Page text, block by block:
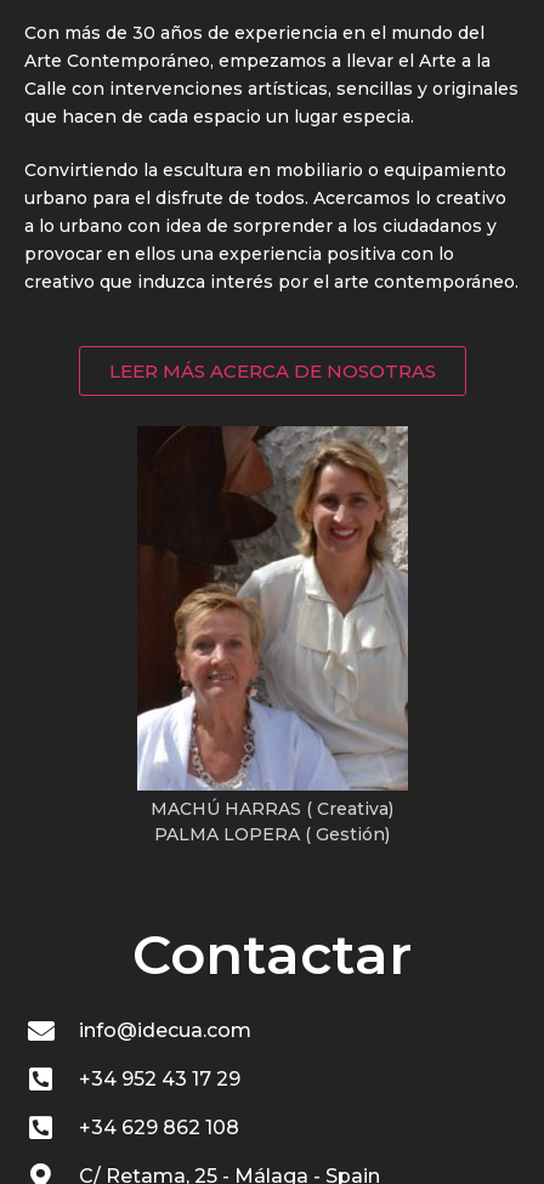
Con más de 30 años de experiencia en el mundo del
Arte Contemporáneo, empezamos a llevar el Arte a la
Calle con intervenciones artísticas, sencillas y originales
que hacen de cada espacio un lugar especia.
Convirtiendo la escultura en mobiliario o equipamiento
urbano para el disfrute de todos. Acercamos lo creativo
a lo urbano con idea de sorprender a los ciudadanos y
provocar en ellos una experiencia positiva con lo
creativo que induzca interés por el arte contemporáneo.
LEER MÁS ACERCA DE NOSOTRAS
MACHÚ HARRAS ( Creativa)
PALMA LOPERA ( Gestión)
Contactar
info@idecua.com
+34 952 43 17 29
+34 629 862 108
C/ Retama, 25 - Málaga - Spain